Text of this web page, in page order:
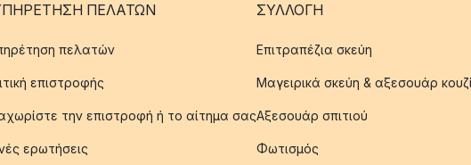
ΠΕΛΑΤΏΝ
πελατών
επιστροφής
την επιστροφή ή το αίτημα σας
ερωτήσεις
ΣΥΛΛΟΓΉ
Επιτραπέζια σκεύη
Μαγειρικά σκεύη & αξεσουάρ
Αξεσουάρ σπιτιού
Φωτισμός